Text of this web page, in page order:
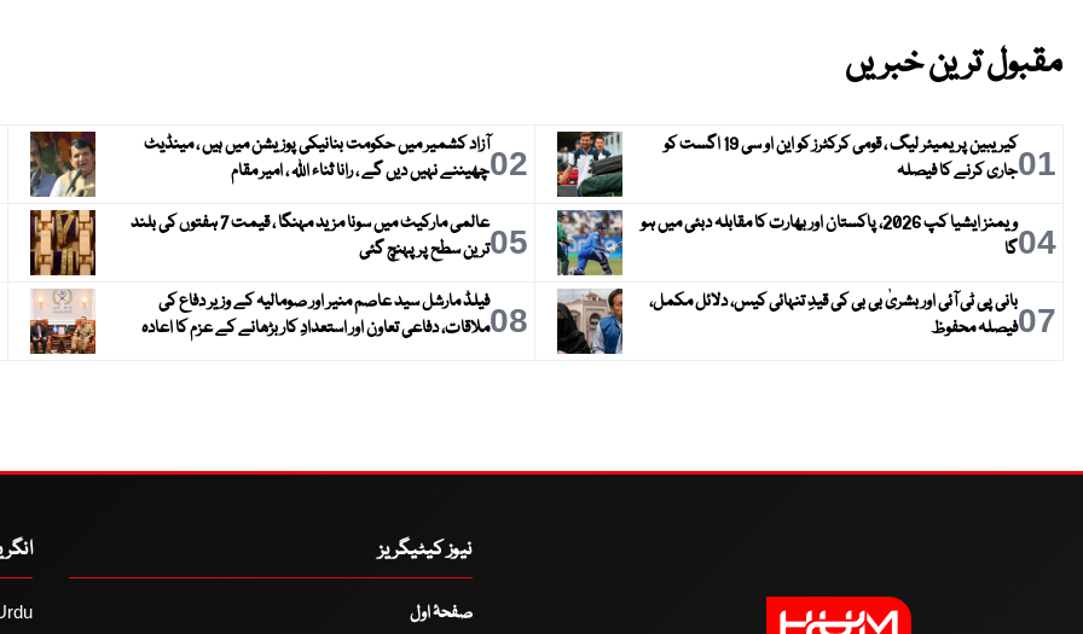
مقبول ترین خبریں
01
کیریبین پریمیئر لیگ ، قومی کرکٹرز کو این او سی 19 اگست کو
جاری کرنے کا فیصلہ
02آزاد کشمیر میں حکومت بنانیکی پوزیشن میں ہیں ، مینڈیٹ
چھیننے نہیں دیں گے ، رانا ثناء اللہ ، امیر مقام
04
ویمنز ایشیا کپ 2026، پاکستان اور بھارت کا مقابلہ دبئی میں ہو
گا
05
عالمی مارکیٹ میں سونا مزید مہنگا ، قیمت 7 ہفتوں کی بلند
ترین سطح پر پہنچ گئی
07بانی پی ٹی آئی اور بشریٰ بی بی کی قیدِ تنہائی کیس، دلائل مکمل،
فیصلہ محفوظ
08فیلڈ مارشل سید عاصم منیر اور صومالیہ کے وزیر دفاع کی
ملاقات، دفاعی تعاون اور استعدادِ کار بڑھانے کے عزم کا اعادہ
نیوز کیٹیگریز
صفحۂ اول